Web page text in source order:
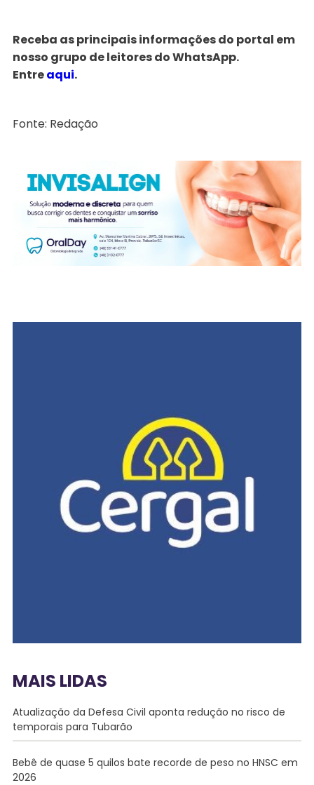
Receba as principais informações do portal em
nosso grupo de leitores do WhatsApp.
Entreaqui.
Fonte: Redação
MAIS LIDAS
Atualização da Defesa Civil aponta redução no risco de
temporais para Tubarão
Bebê de quase 5 quilos bate recorde de peso no HNSC em
2026